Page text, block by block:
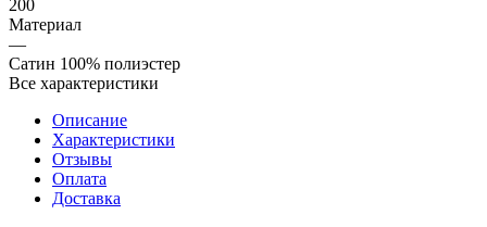
200
Материал
—
Сатин 100% полиэстер
Все характеристики
Описание
Характеристики
Отзывы
Оплата
Доставка